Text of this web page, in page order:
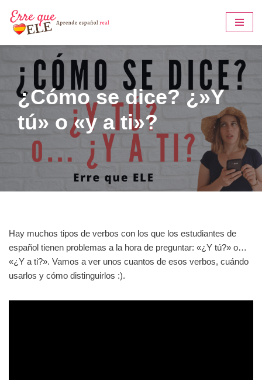
Saltar
al
contenido
¿Cómo se dice? ¿»Y
tú» o «y a ti»?
Hay muchos tipos de verbos con los que los estudiantes de
español tienen problemas a la hora de preguntar: «¿Y tú?» o…
«¿Y a ti?». Vamos a ver unos cuantos de esos verbos, cuándo
usarlos y cómo distinguirlos :).